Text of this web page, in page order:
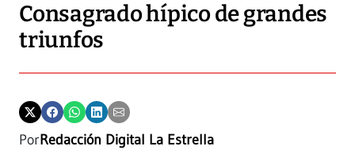
Consagrado hípico de grandes
triunfos
PorRedacción Digital La Estrella